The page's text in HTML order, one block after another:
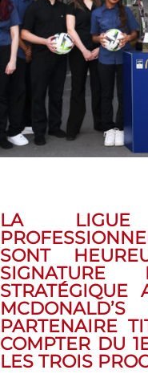
LA LIGUE
SONT
SIGNATURE
STRATÉGIQUE
PARTENAIRE
COMPTER DU
LES TROIS